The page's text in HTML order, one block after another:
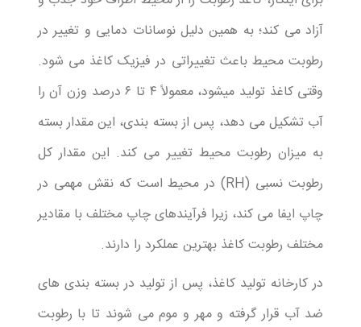
آزاد می کند؛ به همین دلیل نوسانات دمایی و تغییر در
رطوبت محیط باعث تغییراتی در فیزیک کاغذ می شود.
وقتی کاغذ تولید میشود، معمولاً ۴ تا ۶ درصد وزن آن را
آب تشکیل می دهد، پس از بسته بندی، این مقدار بسته
به میزان رطوبت محیط تغییر می کند. این مقدار کل
رطوبت نسبی (RH) در محیط است که نقش مهمی در
چاپ ایفا می کند، زیرا فرآیندهای چاپ مختلف با مقادیر
مختلف رطوبت کاغذ بهترین عملکرد را دارند.
در کارخانه تولید کاغذ، پس از تولید در بسته بندی های
ضد آب قرار گرفته و مهر و موم می شوند تا با رطوبت